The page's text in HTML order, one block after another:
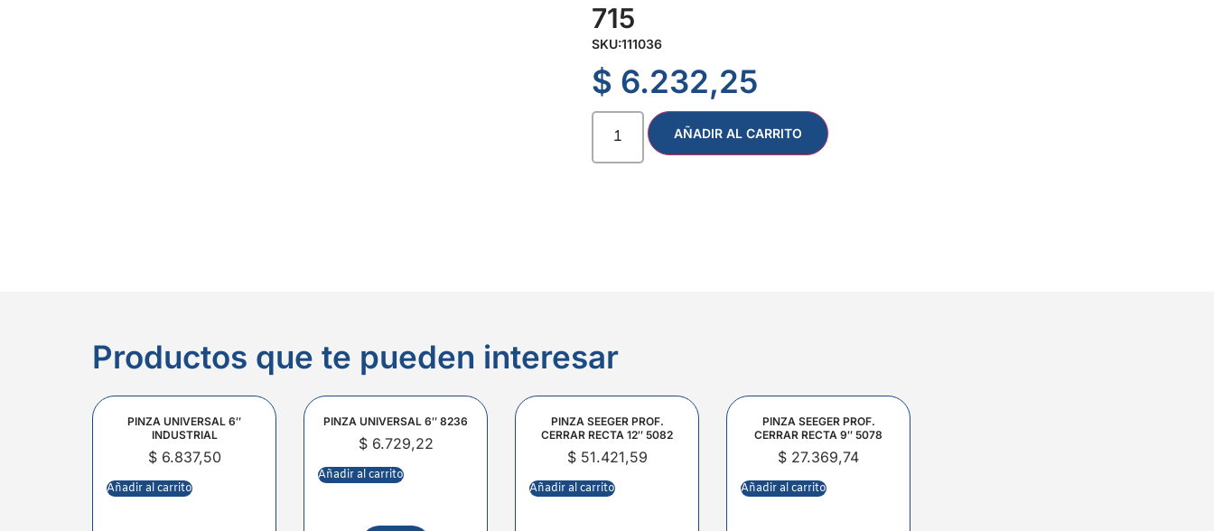
715
SKU:111036
$ 6.232,25
AÑADIR AL CARRITO
Productos que te pueden interesar
PINZA UNIVERSAL 6″
INDUSTRIAL
$6.837,50
Añadir al carrito
PINZA UNIVERSAL 6″ 8236
$6.729,22
Añadir al carrito
PINZA SEEGER PROF.
CERRAR RECTA 12″ 5082
$51.421,59
Añadir al carrito
PINZA SEEGER PROF.
CERRAR RECTA 9″ 5078
$ 27.369,74
Añadir al carrito